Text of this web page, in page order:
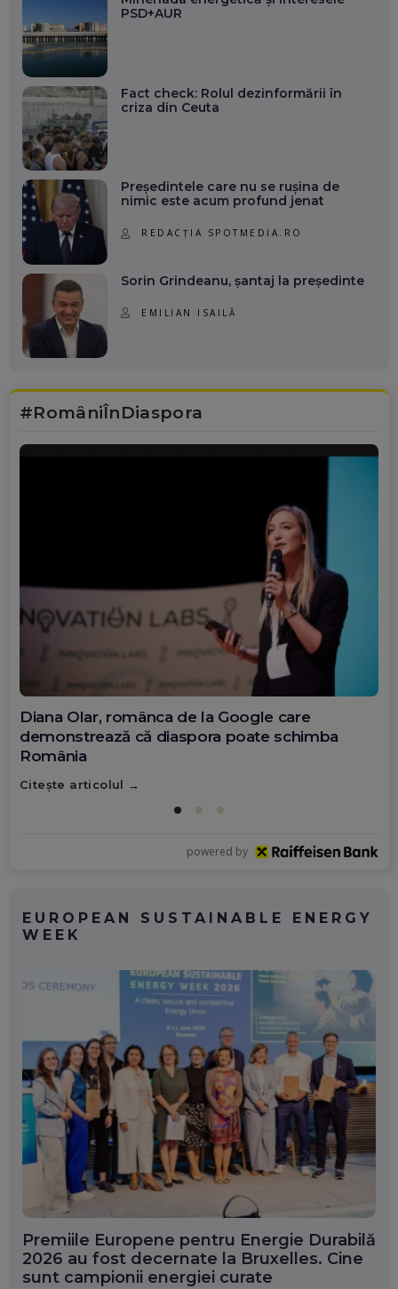
PSD+AUR
Fact check: Rolul dezinformării în
criza din Ceuta
Președintele care nu se rușina de
nimic este acum profund jenat
REDACȚIA SPOTMEDIA.RO
Sorin Grindeanu, șantaj la președinte
EMILIAN ISAILĂ
#RomâniÎnDiaspora
Diana Olar, românca de la Google care
demonstrează că diaspora poate schimba
România
Citește articolul
powered by
EUROPEAN SUSTAINABLE ENERGY
WEEK
Premiile Europene pentru Energie Durabilă
2026 au fost decernate la Bruxelles. Cine
sunt campionii energiei curate